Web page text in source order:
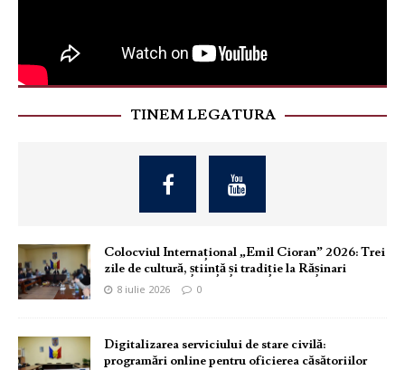
TINEM LEGATURA
Colocviul Internațional „Emil Cioran” 2026: Trei
zile de cultură, știință și tradiție la Rășinari
8 iulie 2026 0
Digitalizarea serviciului de stare civilă:
programări online pentru oficierea căsătoriilor